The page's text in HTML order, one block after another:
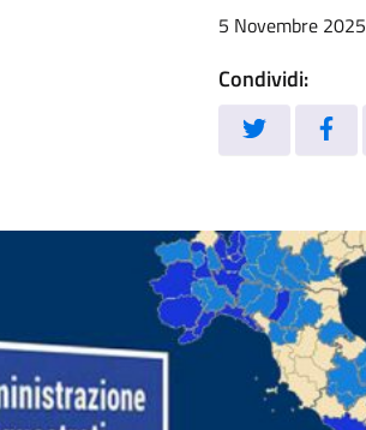
5 Novembre 2025
Condividi: